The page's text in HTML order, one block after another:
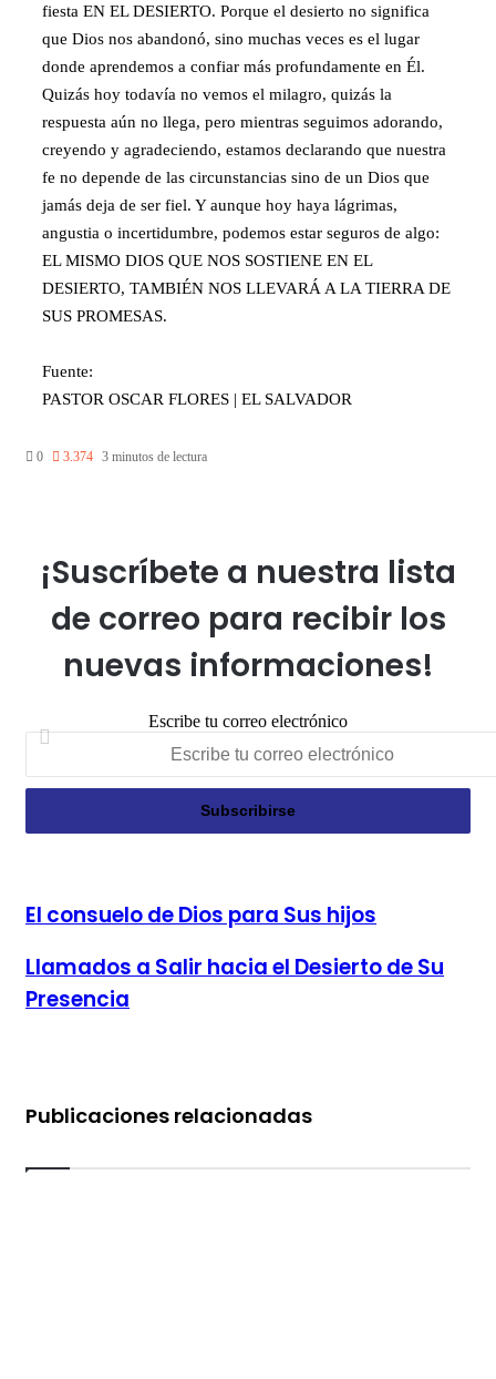
fiesta EN EL DESIERTO. Porque el desierto no significa
que Dios nos abandonó, sino muchas veces es el lugar
donde aprendemos a confiar más profundamente en Él.
Quizás hoy todavía no vemos el milagro, quizás la
respuesta aún no llega, pero mientras seguimos adorando,
creyendo y agradeciendo, estamos declarando que nuestra
fe no depende de las circunstancias sino de un Dios que
jamás deja de ser fiel. Y aunque hoy haya lágrimas,
angustia o incertidumbre, podemos estar seguros de algo:
EL MISMO DIOS QUE NOS SOSTIENE EN EL
DESIERTO, TAMBIÉN NOS LLEVARÁ A LA TIERRA DE
SUS PROMESAS.
Fuente:
PASTOR OSCAR FLORES | EL SALVADOR
0 3.374 3 minutos de lectura
¡Suscríbete a nuestra lista
de correo para recibir los
nuevas informaciones!
Escribe tu correo electrónico
El consuelo de Dios para Sus hijos
El consuelo de Dios para Sus hijos
Llamados a Salir hacia el Desierto de Su Presencia
Llamados a Salir hacia el Desierto de Su
Presencia
Publicaciones relacionadas